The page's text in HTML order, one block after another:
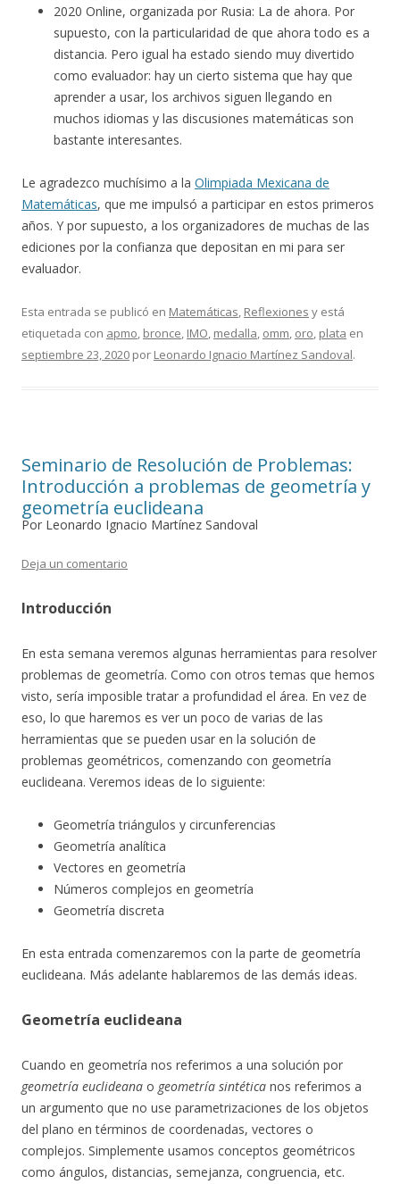
2020 Online, organizada por Rusia: La de ahora. Por
supuesto, con la particularidad de que ahora todo es a
distancia. Pero igual ha estado siendo muy divertido
como evaluador: hay un cierto sistema que hay que
aprender a usar, los archivos siguen llegando en
muchos idiomas y las discusiones matemáticas son
bastante interesantes.
Le agradezco muchísimo a la Olimpiada Mexicana de
Matemáticas, que me impulsó a participar en estos primeros
años. Y por supuesto, a los organizadores de muchas de las
ediciones por la confianza que depositan en mi para ser
evaluador.
Esta entrada se publicó en Matemáticas, Reflexiones y está
etiquetada con apmo, bronce, IMO, medalla, omm, oro, plata en
septiembre 23, 2020 por Leonardo Ignacio Martínez Sandoval.
Seminario de Resolución de Problemas:
Introducción a problemas de geometría y
geometría euclideana
Por Leonardo Ignacio Martínez Sandoval
Deja un comentario
Introducción
En esta semana veremos algunas herramientas para resolver
problemas de geometría. Como con otros temas que hemos
visto, sería imposible tratar a profundidad el área. En vez de
eso, lo que haremos es ver un poco de varias de las
herramientas que se pueden usar en la solución de
problemas geométricos, comenzando con geometría
euclideana. Veremos ideas de lo siguiente:
Geometría triángulos y circunferencias
Geometría analítica
Vectores en geometría
Números complejos en geometría
Geometría discreta
En esta entrada comenzaremos con la parte de geometría
euclideana. Más adelante hablaremos de las demás ideas.
Geometría euclideana
Cuando en geometría nos referimos a una solución por
geometría euclideana o geometría sintética nos referimos a
un argumento que no use parametrizaciones de los objetos
del plano en términos de coordenadas, vectores o
complejos. Simplemente usamos conceptos geométricos
como ángulos, distancias, semejanza, congruencia, etc.